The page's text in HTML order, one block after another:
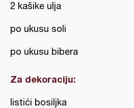
2 kašike ulja
po ukusu soli
po ukusu bibera
Za dekoraciju:
listići bosiljka